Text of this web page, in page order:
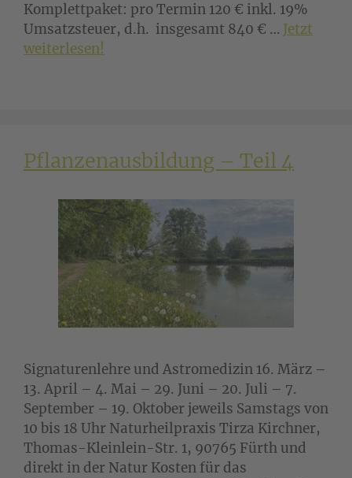
Komplettpaket: pro Termin 120 € inkl. 19%
Umsatzsteuer, d.h. insgesamt 840 € … Jetzt
weiterlesen!
Pflanzenausbildung – Teil 4
Signaturenlehre und Astromedizin 16. März –
13. April – 4. Mai – 29. Juni – 20. Juli – 7.
September – 19. Oktober jeweils Samstags von
10 bis 18 Uhr Naturheilpraxis Tirza Kirchner,
Thomas-Kleinlein-Str. 1, 90765 Fürth und
direkt in der Natur Kosten für das